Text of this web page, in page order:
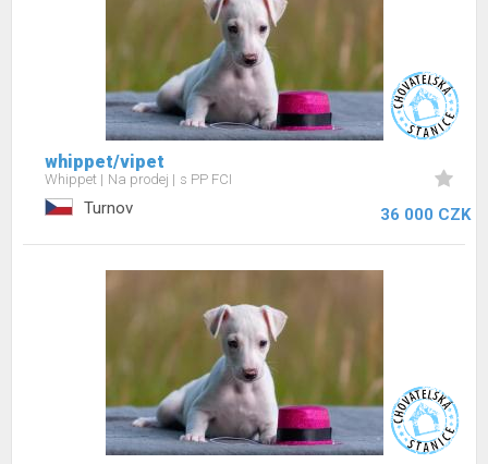
whippet/vipet
Whippet Na prodej s PP FCI
Turnov 36 000 CZK